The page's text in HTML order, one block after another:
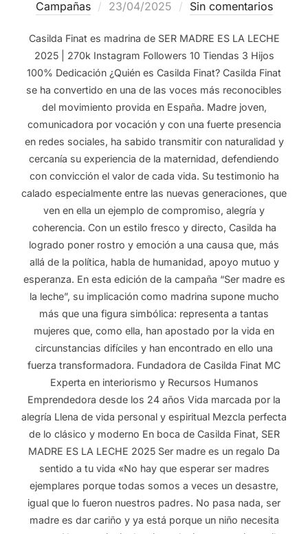
Campañas
23/04/2025 Sin comentarios
Casilda Finat es madrina de SER MADRE ES LA LECHE
2025 | 270k Instagram Followers 10 Tiendas 3 Hijos
100% Dedicación ¿Quién es Casilda Finat? Casilda Finat
se ha convertido en una de las voces más reconocibles
del movimiento provida en España. Madre joven,
comunicadora por vocación y con una fuerte presencia
en redes sociales, ha sabido transmitir con naturalidad y
cercanía su experiencia de la maternidad, defendiendo
con convicción el valor de cada vida. Su testimonio ha
calado especialmente entre las nuevas generaciones, que
ven en ella un ejemplo de compromiso, alegría y
coherencia. Con un estilo fresco y directo, Casilda ha
logrado poner rostro y emoción a una causa que, más
allá de la política, habla de humanidad, apoyo mutuo y
esperanza. En esta edición de la campaña “Ser madre es
la leche”, su implicación como madrina supone mucho
más que una figura simbólica: representa a tantas
mujeres que, como ella, han apostado por la vida en
circunstancias difíciles y han encontrado en ello una
fuerza transformadora. Fundadora de Casilda Finat MC
Experta en interiorismo y Recursos Humanos
Emprendedora desde los 24 años Vida marcada por la
alegría Llena de vida personal y espiritual Mezcla perfecta
de lo clásico y moderno En boca de Casilda Finat, SER
MADRE ES LA LECHE 2025 Ser madre es un regalo Da
sentido a tu vida «No hay que esperar ser madres
ejemplares porque todas somos a veces un desastre,
igual que lo fueron nuestros padres. No pasa nada, ser
madre es dar cariño y ya está porque un niño necesita